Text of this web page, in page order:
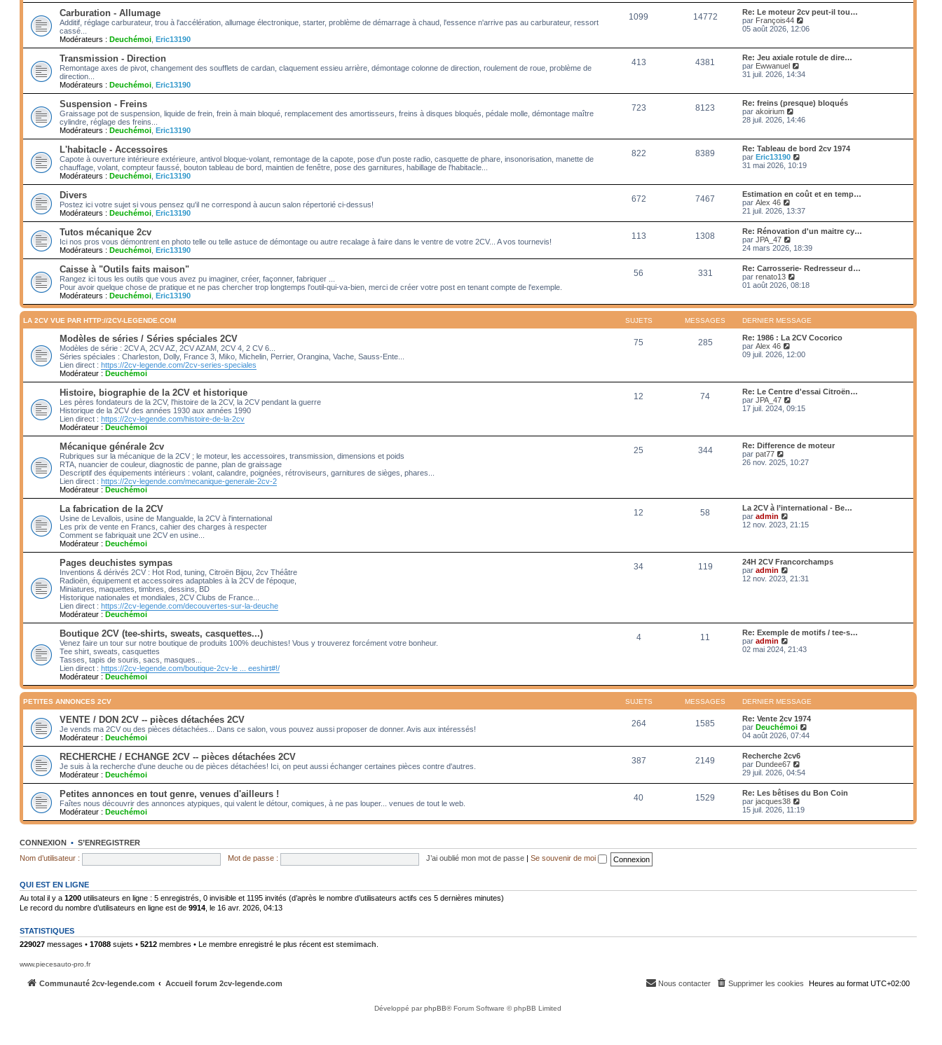
g
e
m
e
s
s
g
e
e
r
r
m
e
g
e
r
e
d
r
n
i
e
m
e
s
s
a
e
Carburation - Allumage
Additif, réglage carburateur, trou à l'accélération, allumage électronique, starter, problème de démarrage à chaud, l'essence n'arrive pas au carburateur, ressort
cassé...
Modérateurs : Deuchémoi, Eric13190
1099 14772
Re: Le moteur 2cv peut-il tou…
par François44
o
e
e
n
i
r
e
s
s
a
g
05 août 2026, 12:06
Transmission - Direction
Remontage axes de pivot, changement des soufflets de cardan, claquement essieu arrière, démontage colonne de direction, roulement de roue, problème de
direction...
Modérateurs : Deuchémoi, Eric13190
413 4381
Re: Jeu axiale rotule de dire…
par Ewwanuel
o
e
d
e
n
i
r
e
s
s
a
g
e
31 juil. 2026, 14:34
Suspension - Freins
Graissage pot de suspension, liquide de frein, frein à main bloqué, remplacement des amortisseurs, freins à disques bloqués, pédale molle, démontage maître
cylindre, réglage des freins...
Modérateurs : Deuchémoi, Eric13190
723 8123
Re: freins (presque) bloqués
parakoirium
o
e
d
e
n
i
r
m
e
s
s
a
g
e
28 juil. 2026, 14:46
L'habitacle - Accessoires
Capote à ouverture intérieure extérieure, antivol bloque-volant, remontage de la capote, pose d'un poste radio, casquette de phare, insonorisation, manette de
chauffage, volant, compteur faussé, bouton tableau de bord, maintien de fenêtre, pose des garnitures, habillage de l'habitacle...
Modérateurs : Deuchémoi, Eric13190
822 8389
Re: Tableau de bord 2cv 1974
parEric13190
o
e
d
e
r
n
e
r
m
e
s
s
g
31 mai 2026, 10:19
Divers
Postez ici votre sujet si vous pensez qu'il ne correspond à aucun salon répertorié ci-dessus!
Modérateurs : Deuchémoi, Eric13190
672 7467
Estimation en coût et en temp…
parAlex 46
o
l
e
d
e
r
n
i
r
m
e
s
s
g
21 juil. 2026, 13:37
Tutos mécanique 2cv
Ici nos pros vous démontrent en photo telle ou telle astuce de démontage ou autre recalage à faire dans le ventre de votre 2CV... A vos tournevis!
Modérateurs : Deuchémoi, Eric13190
113 1308
Re: Rénovation d'un maitre cy…
parJPA_47
o
r
l
e
d
r
i
e
r
e
a
g
24 mars 2026, 18:39
Caisse à "Outils faits maison"
Rangez ici tous les outils que vous avez pu imaginer, créer, façonner, fabriquer ...
Pour avoir quelque chose de pratique et ne pas chercher trop longtemps l'outil-qui-va-bien, merci de créer votre post en tenant compte de l'exemple.
Modérateurs : Deuchémoi, Eric13190
56 331
Re: Carrosserie- Redresseur d…
parrenato13
o
l
e
e
r
n
i
m
e
s
e
01 août 2026, 08:18
LA 2CV VUE PAR HTTP://2CV-LEGENDE.COM SUJETS MESSAGES DERNIER MESSAGE
Modèles de séries / Séries spéciales 2CV
Modèles de série : 2CV A, 2CV AZ, 2CV AZAM, 2CV 4, 2 CV 6...
Séries spéciales : Charleston, Dolly, France 3, Miko, Michelin, Perrier, Orangina, Vache, Sauss-Ente...
Lien direct : https://2cv-legende.com/2cv-series-speciales
Modérateur : Deuchémoi
75 285
Re: 1986 : La 2CV Cocorico
parAlex 46
o
d
e
r
e
r
e
g
e
09 juil. 2026, 12:00
Histoire, biographie de la 2CV et historique
Les pères fondateurs de la 2CV, l'histoire de la 2CV, la 2CV pendant la guerre
Historique de la 2CV des années 1930 aux années 1990
Lien direct : https://2cv-legende.com/histoire-de-la-2cv
Modérateur : Deuchémoi
12 74
Re: Le Centre d'essai Citroën…
parJPA_47
o
d
e
r
r
m
s
g
e
17 juil. 2024, 09:15
Mécanique générale 2cv
Rubriques sur la mécanique de la 2CV ; le moteur, les accessoires, transmission, dimensions et poids
RTA, nuancier de couleur, diagnostic de panne, plan de graissage
Descriptif des équipements intérieurs : volant, calandre, poignées, rétroviseurs, garnitures de sièges, phares...
Lien direct : https://2cv-legende.com/mecanique-generale-2cv-2
Modérateur : Deuchémoi
25 344
Re: Difference de moteur
parpat77
o
e
r
n
r
m
e
s
26 nov. 2025, 10:27
La fabrication de la 2CV
Usine de Levallois, usine de Mangualde, la 2CV à l'international
Les prix de vente en Francs, cahier des charges à respecter
Comment se fabriquait une 2CV en usine...
Modérateur : Deuchémoi
12 58
La 2CV à l’international - Be…
paradmin
o
d
e
r
m
e
s
12 nov. 2023, 21:15
Pages deuchistes sympas
Inventions & dérivés 2CV : Hot Rod, tuning, Citroën Bijou, 2cv Théâtre
Radioën, équipement et accessoires adaptables à la 2CV de l'époque,
Miniatures, maquettes, timbres, dessins, BD
Historique nationales et mondiales, 2CV Clubs de France...
Lien direct : https://2cv-legende.com/decouvertes-sur-la-deuche
Modérateur : Deuchémoi
34 119
24H 2CV Francorchamps
paradmin
o
e
r
n
i
e
s
a
g
e
12 nov. 2023, 21:31
Boutique 2CV (tee-shirts, sweats, casquettes...)
Venez faire un tour sur notre boutique de produits 100% deuchistes! Vous y trouverez forcément votre bonheur.
Tee shirt, sweats, casquettes
Tasses, tapis de souris, sacs, masques...
Lien direct : https://2cv-legende.com/boutique-2cv-le ... eeshirt#!/
Modérateur : Deuchémoi
4 11
Re: Exemple de motifs / tee-s…
paradmin
o
d
e
n
i
e
r
m
e
s
s
a
g
e
02 mai 2024, 21:43
PETITES ANNONCES 2CV SUJETS MESSAGES DERNIER MESSAGE
VENTE / DON 2CV -- pièces détachées 2CV
Je vends ma 2CV ou des pièces détachées... Dans ce salon, vous pouvez aussi proposer de donner. Avis aux intéressés!
Modérateur : Deuchémoi
264 1585
Re: Vente 2cv 1974
parDeuchémoi
o
e
r
e
r
04 août 2026, 07:44
RECHERCHE / ECHANGE 2CV -- pièces détachées 2CV
Je suis à la recherche d'une deuche ou de pièces détachées! Ici, on peut aussi échanger certaines pièces contre d'autres.
Modérateur : Deuchémoi
387 2149
Recherche 2cv6
par Dundee67
o
r
l
e
d
e
i
s
29 juil. 2026, 04:54
Petites annonces en tout genre, venues d'ailleurs !
Faîtes nous découvrir des annonces atypiques, qui valent le détour, comiques, à ne pas louper... venues de tout le web.
Modérateur : Deuchémoi
40 1529
Re: Les bêtises du Bon Coin
parjacques38
o
r
d
e
s
15 juil. 2026, 11:19
CONNEXION• S’ENREGISTRER
Nom d’utilisateur :
Mot de passe : J’ai oublié mon mot de passe Se souvenir de moi
QUI EST EN LIGNE
Au total il y a 1200utilisateurs en ligne : 5 enregistrés, 0 invisible et 1195 invités (d’après le nombre d’utilisateurs actifs ces 5 dernières minutes)
Le record du nombre d’utilisateurs en ligne est de 9914, le 16 avr. 2026, 04:13
STATISTIQUES
229027messages • 17088sujets • 5212membres • Le membre enregistré le plus récent est stemimach
www.piecesauto-pro.fr
Communauté 2cv-legende.com Accueil forum 2cv-legende.com Heures au formatUTC+02:00
Supprimer les cookies
Nous contacter
Développé parphpBB® Forum Software © phpBB Limited